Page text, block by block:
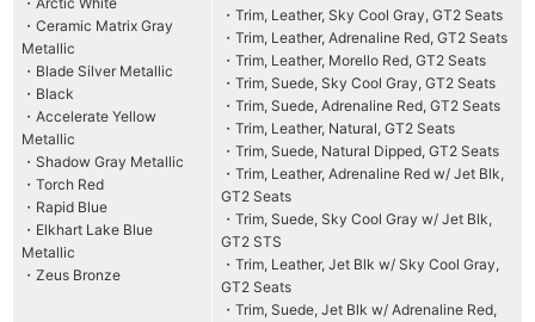
・Ceramic Matrix Gray
Metallic
・Blade Silver Metallic
・Black
・Accelerate Yellow
Metallic
・Shadow Gray Metallic
・Torch Red
・Rapid Blue
・Elkhart Lake Blue
Metallic
・Zeus Bronze
・Trim, Leather, Sky Cool Gray, GT2 Seats
・Trim, Leather, Adrenaline Red, GT2 Seats
・Trim, Leather, Morello Red, GT2 Seats
・Trim, Suede, Sky Cool Gray, GT2 Seats
・Trim, Suede, Adrenaline Red, GT2 Seats
・Trim, Leather, Natural, GT2 Seats
・Trim, Suede, Natural Dipped, GT2 Seats
・Trim, Leather, Adrenaline Red w/ Jet Blk,
GT2 Seats
・Trim, Suede, Sky Cool Gray w/ Jet Blk,
GT2 STS
・Trim, Leather, Jet Blk w/ Sky Cool Gray,
GT2 Seats
・Trim, Suede, Jet Blk w/ Adrenaline Red,